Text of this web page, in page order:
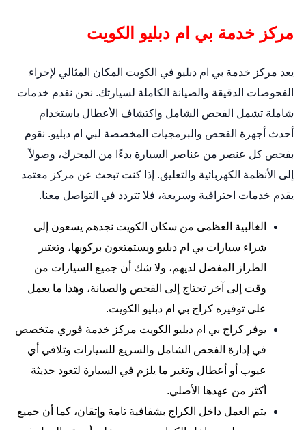
مركز خدمة بي ام دبليو الكويت
يعد مركز خدمة بي ام دبليو في الكويت المكان المثالي لإجراء
الفحوصات الدقيقة والصيانة الكاملة لسيارتك. نحن نقدم خدمات
شاملة تشمل الفحص الشامل واكتشاف الأعطال باستخدام
أحدث أجهزة الفحص والبرمجيات المخصصة لبي ام دبليو. نقوم
بفحص كل عنصر من عناصر السيارة بدءًا من المحرك، وصولاً
إلى الأنظمة الكهربائية والتعليق. إذا كنت تبحث عن مركز معتمد
يقدم خدمات احترافية وسريعة، فلا تتردد في التواصل معنا.
الغالبية العظمى من سكان الكويت نجدهم يسعون إلى
شراء سيارات بي ام دبليو ويستمتعون بركوبها، وتعتبر
الطراز المفضل لديهم، ولا شك أن جميع السيارات من
وقت إلى آخر تحتاج إلى الفحص والصيانة، وهذا ما يعمل
على توفيره كراج بي ام دبليو الكويت.
يوفر كراج بي ام دبليو الكويت مركز خدمة فوري متخصص
في إدارة الفحص الشامل والسريع للسيارات وتلافي أي
عيوب أو أعطال وتغير ما يلزم في السيارة لتعود حديثة
أكثر من عهدها الأصلي.
يتم العمل داخل الكراج بشفافية تامة وإتقان، كما أن جميع